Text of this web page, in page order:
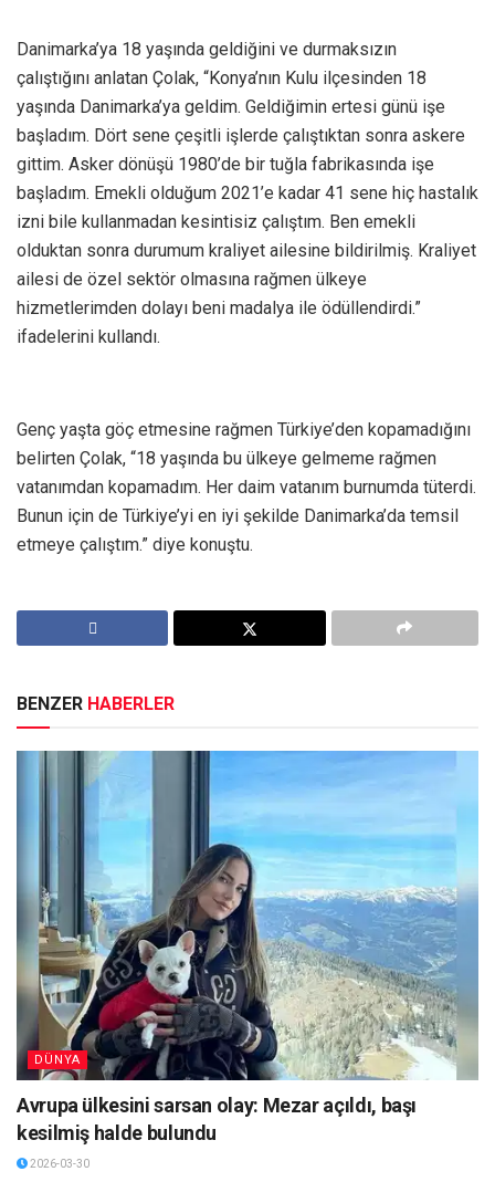
Danimarka’ya 18 yaşında geldiğini ve durmaksızın
çalıştığını anlatan Çolak, “Konya’nın Kulu ilçesinden 18
yaşında Danimarka’ya geldim. Geldiğimin ertesi günü işe
başladım. Dört sene çeşitli işlerde çalıştıktan sonra askere
gittim. Asker dönüşü 1980’de bir tuğla fabrikasında işe
başladım. Emekli olduğum 2021’e kadar 41 sene hiç hastalık
izni bile kullanmadan kesintisiz çalıştım. Ben emekli
olduktan sonra durumum kraliyet ailesine bildirilmiş. Kraliyet
ailesi de özel sektör olmasına rağmen ülkeye
hizmetlerimden dolayı beni madalya ile ödüllendirdi.”
ifadelerini kullandı.
Genç yaşta göç etmesine rağmen Türkiye’den kopamadığını
belirten Çolak, “18 yaşında bu ülkeye gelmeme rağmen
vatanımdan kopamadım. Her daim vatanım burnumda tüterdi.
Bunun için de Türkiye’yi en iyi şekilde Danimarka’da temsil
etmeye çalıştım.” diye konuştu.
BENZER HABERLER
DÜNYA
Avrupa ülkesini sarsan olay: Mezar açıldı, başı
kesilmiş halde bulundu
2026-03-30